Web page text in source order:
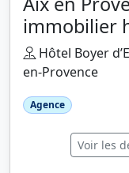
immobilier
Hôtel Boyer
en-Provence
Agence
Voir les